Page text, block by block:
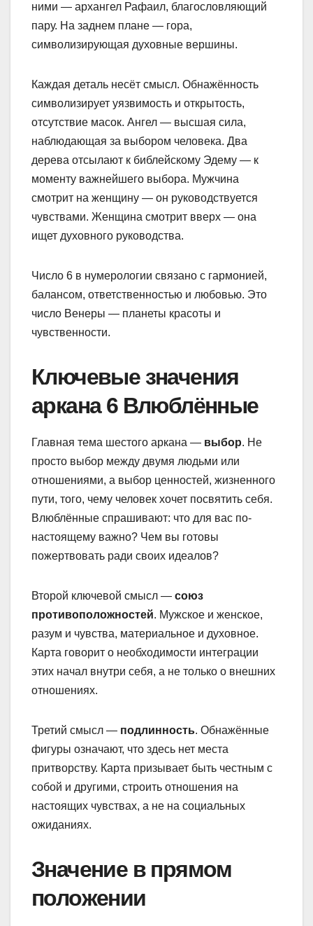
ними — архангел Рафаил, благословляющий
пару. На заднем плане — гора,
символизирующая духовные вершины.
Каждая деталь несёт смысл. Обнажённость
символизирует уязвимость и открытость,
отсутствие масок. Ангел — высшая сила,
наблюдающая за выбором человека. Два
дерева отсылают к библейскому Эдему — к
моменту важнейшего выбора. Мужчина
смотрит на женщину — он руководствуется
чувствами. Женщина смотрит вверх — она
ищет духовного руководства.
Число 6 в нумерологии связано с гармонией,
балансом, ответственностью и любовью. Это
число Венеры — планеты красоты и
чувственности.
Ключевые значения
аркана 6 Влюблённые
Главная тема шестого аркана — выбор. Не
просто выбор между двумя людьми или
отношениями, а выбор ценностей, жизненного
пути, того, чему человек хочет посвятить себя.
Влюблённые спрашивают: что для вас по-
настоящему важно? Чем вы готовы
пожертвовать ради своих идеалов?
Второй ключевой смысл — союз
противоположностей. Мужское и женское,
разум и чувства, материальное и духовное.
Карта говорит о необходимости интеграции
этих начал внутри себя, а не только о внешних
отношениях.
Третий смысл — подлинность. Обнажённые
фигуры означают, что здесь нет места
притворству. Карта призывает быть честным с
собой и другими, строить отношения на
настоящих чувствах, а не на социальных
ожиданиях.
Значение в прямом
положении